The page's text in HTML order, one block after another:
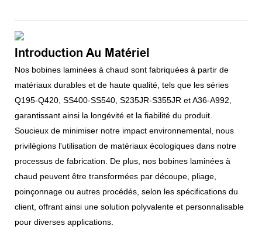
Introduction Au Matériel
Nos bobines laminées à chaud sont fabriquées à partir de
matériaux durables et de haute qualité, tels que les séries
Q195-Q420, SS400-SS540, S235JR-S355JR et A36-A992,
garantissant ainsi la longévité et la fiabilité du produit.
Soucieux de minimiser notre impact environnemental, nous
privilégions l'utilisation de matériaux écologiques dans notre
processus de fabrication. De plus, nos bobines laminées à
chaud peuvent être transformées par découpe, pliage,
poinçonnage ou autres procédés, selon les spécifications du
client, offrant ainsi une solution polyvalente et personnalisable
pour diverses applications.